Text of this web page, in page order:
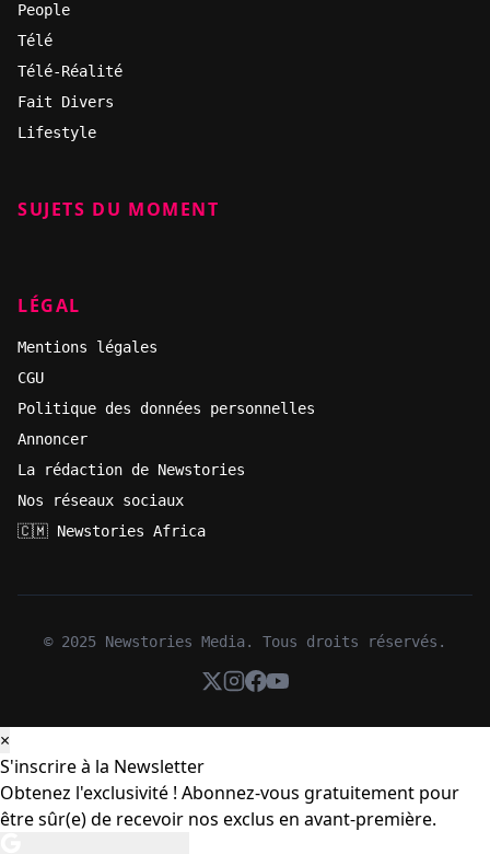
People
Télé
Télé-Réalité
Fait Divers
Lifestyle
SUJETS DU MOMENT
LÉGAL
Mentions légales
CGU
Politique des données personnelles
Annoncer
La rédaction de Newstories
Nos réseaux sociaux
🇨🇲 Newstories Africa
© 2025 Newstories Media. Tous droits réservés.
×
S'inscrire à la Newsletter
Obtenez l'exclusivité ! Abonnez-vous gratuitement pour
être sûr(e) de recevoir nos exclus en avant-première.